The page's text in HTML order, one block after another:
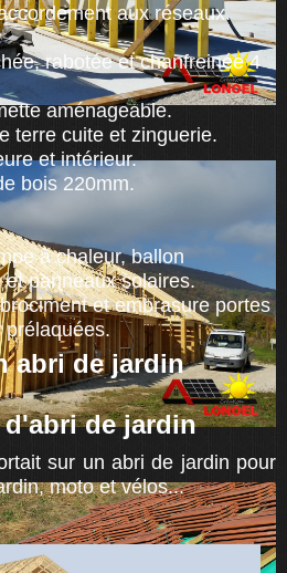
aux réseaux.
rabotée et chanfreinée 4
aménageable.
terre cuite et zinguerie.
et intérieur.
bois 220mm.
à chaleur, ballon
panneaux solaires.
et embrasure portes
prélaquées.
abri de jardin
de jardin
sur un abri de jardin pour
moto et vélos...